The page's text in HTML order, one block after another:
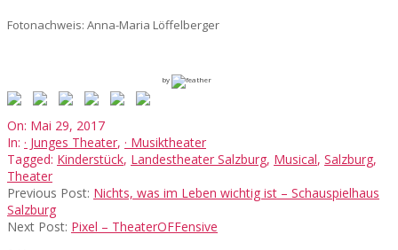
Fotonachweis: Anna-Maria Löffelberger
by
2017-
05-
29
On: Mai 29, 2017
In: · Junges Theater, · Musiktheater
Tagged: Kinderstück, Landestheater Salzburg, Musical, Salzburg,
Theater
Previous Post: Nichts, was im Leben wichtig ist – Schauspielhaus
Salzburg
Next Post: Pixel – TheaterOFFensive